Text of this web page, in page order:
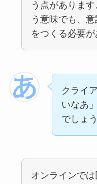
う点がありま
う意味でも、
をつくる必要が
クライ
いなあ
でしょう
オンラインで